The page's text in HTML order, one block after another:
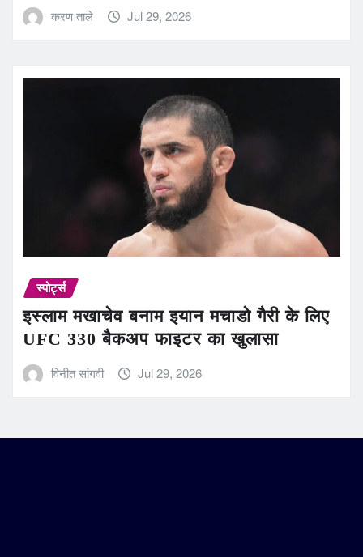
करण ताले Jul 29, 2026
स्पोर्ट्स
इस्लाम मखाचेव बनाम इयान मचाडो गैरी के लिए
UFC 330 बैकअप फाइटर का खुलासा
विनीत सांगवी Jul 29, 2026